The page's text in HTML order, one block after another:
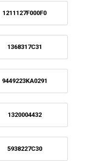
1211127F000F0
1368317C31
9449223KA0291
1320004432
5938227C30